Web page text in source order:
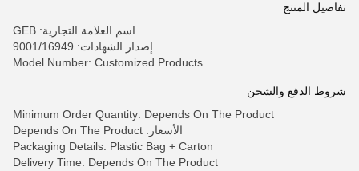
تفاصيل المنتج
اسم العلامة التجارية: GEB
إصدار الشهادات: 9001/16949
Model Number: Customized Products
شروط الدفع والشحن
Minimum Order Quantity: Depends On The Product
الأسعار: Depends On The Product
Packaging Details: Plastic Bag + Carton
Delivery Time: Depends On The Product